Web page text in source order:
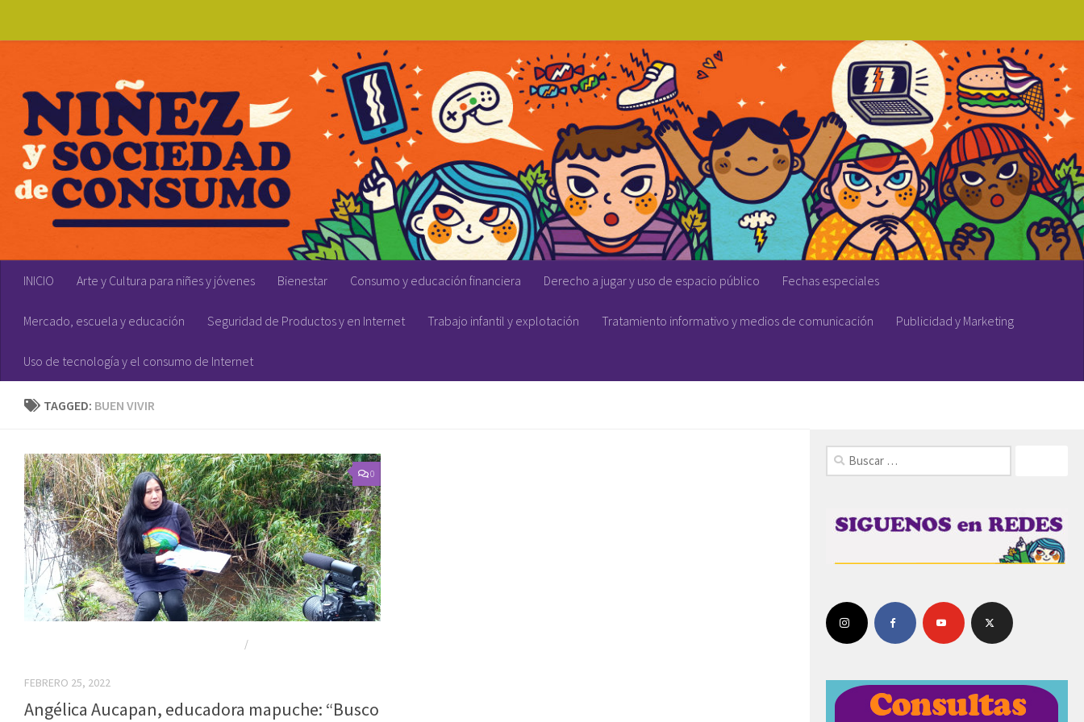
INICIO Arte y Cultura para niñes y jóvenes Bienestar Consumo y educación financiera Derecho a jugar y uso de espacio público Fechas especiales
Mercado, escuela y educación Seguridad de Productos y en Internet Trabajo infantil y explotación Tratamiento informativo y medios de comunicación Publicidad y Marketing
Uso de tecnología y el consumo de Internet
TAGGED: BUEN VIVIR
0
/
FEBRERO 25, 2022
Angélica Aucapan, educadora mapuche: “Busco